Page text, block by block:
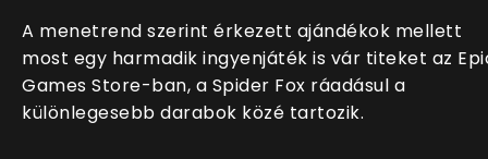
A menetrend szerint érkezett ajándékok mellett
most egy harmadik ingyenjáték is vár titeket az
Games Store-ban, a Spider Fox ráadásul a
különlegesebb darabok közé tartozik.